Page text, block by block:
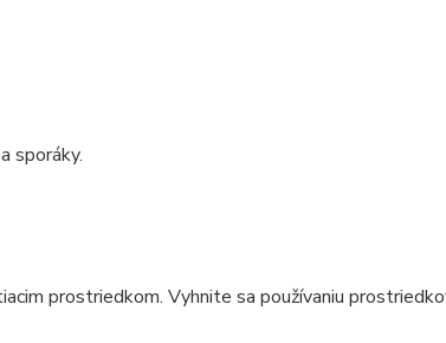
sporáky.
prostriedkom. Vyhnite sa používaniu